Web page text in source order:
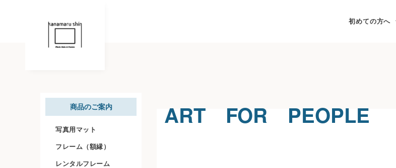
初めての方へ
商品のご案内
写真用マット
フレーム（額縁）
レンタルフレーム
ART FOR PEOPLE